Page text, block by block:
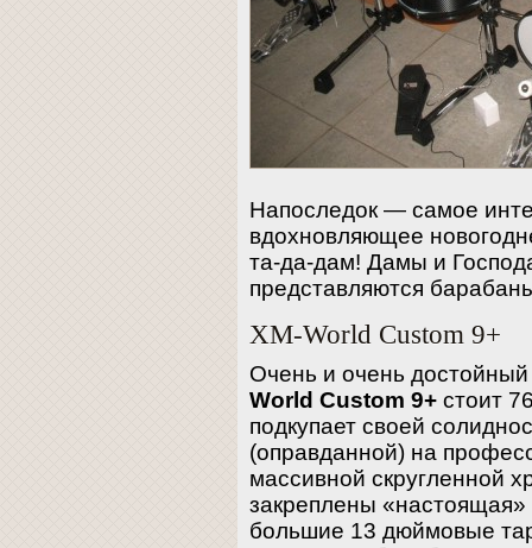
Напоследок — самое
вдохновляющее
та-да-дам! Дамы и
представляются
XM-World Custom 9+
Очень и очень
World Custom 9+ стоит
подкупает своей
(оправданной) на
массивной скругленной
закреплены
большие 13 дюймовые